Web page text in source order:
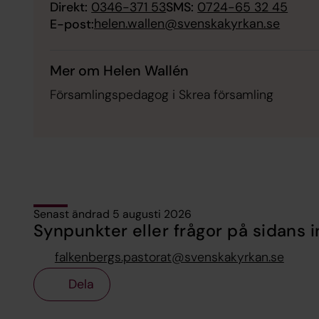
Direkt: 0346-371 53SMS: 0724-65 32 45
E-post:helen.wallen@svenskakyrkan.se
Mer om Helen Wallén
Församlingspedagog i Skrea församling
Senast ändrad 5 augusti 2026
Synpunkter eller frågor på sidans
falkenbergs.pastorat@svenskakyrkan.se
Dela